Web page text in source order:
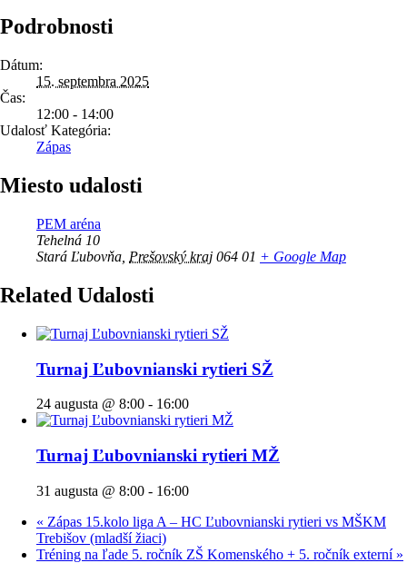
Podrobnosti
Dátum:
15. septembra 2025
Čas:
12:00 - 14:00
Udalosť Kategória:
Zápas
Miesto udalosti
PEM aréna
Tehelná 10
Stará Ľubovňa Prešovský kraj 064 01 + Google Map
Related Udalosti
Turnaj Ľubovnianski rytieri SŽ
24 augusta @ 8:00 - 16:00
Turnaj Ľubovnianski rytieri MŽ
31 augusta @ 8:00 - 16:00
« Zápas 15.kolo liga A – HC Ľubovnianski rytieri vs MŠKM
Trebišov (mladší žiaci)
Tréning na ľade 5. ročník ZŠ Komenského + 5. ročník externí »